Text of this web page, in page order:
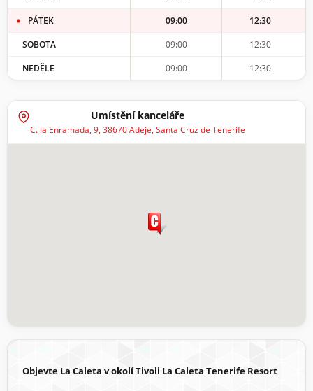
PÁTEK
09:00
12:30
SOBOTA
09:00
12:30
NEDĚLE
09:00 12:30
Umístění kanceláře
C. la Enramada, 9, 38670 Adeje, Santa Cruz de Tenerife
Objevte La Caleta v okolí Tivoli La Caleta Tenerife Resort